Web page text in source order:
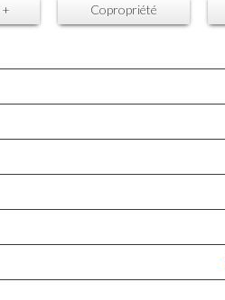
Copropriété